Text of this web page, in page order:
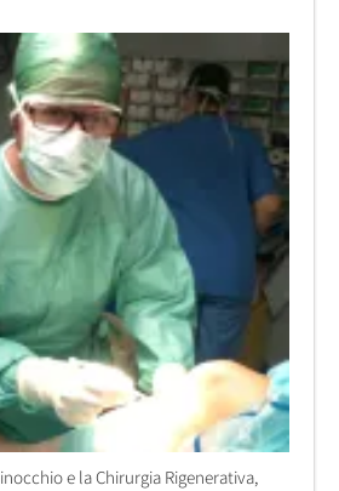
e la Chirurgia Rigenerativa,